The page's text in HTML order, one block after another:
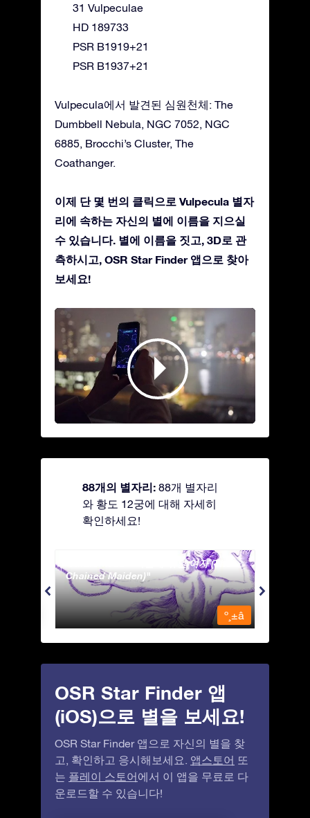
31 Vulpeculae
HD 189733
PSR B1919+21
PSR B1937+21
Vulpecula에서 발견된 심원천체: The
Dumbbell Nebula, NGC 7052, NGC
6885, Brocchi’s Cluster, The
Coathanger.
이제 단 몇 번의 클릭으로 Vulpecula 별자
리에 속하는 자신의 별에 이름을 지으실
수 있습니다. 별에 이름을 짓고, 3D로 관
측하시고, OSR Star Finder 앱으로 찾아
보세요!
88개의 별자리: 88개 별자리
와 황도 12궁에 대해 자세히
확인하세요!
Andromeda - 사슬에 묶인 여자 (The
Chained Maiden)
º¸±â
OSR Star Finder 앱
(iOS)으로 별을 보세요!
OSR Star Finder 앱으로 자신의 별을 찾
고, 확인하고 응시해보세요. 앱스토어 또
는 플레이 스토어에서 이 앱을 무료로 다
운로드할 수 있습니다!